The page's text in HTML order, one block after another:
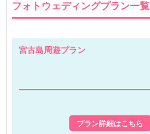
フォトウェディングプラン一覧
宮古島周遊プラン
プラン詳細はこちら